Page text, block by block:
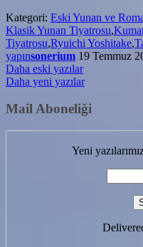
Tiyatroları
Taşınabilir
Sahneler
mi
Kullandı?
Kategori: Eski Yunan ve
Klasik Yunan Tiyatrosu,
Tiyatrosu,Ryuichi Yoshitake,
yapınsonerium 19 Temmuz
Yazı
gezinmesi
Daha eski yazılar
Daha yeni yazılar
Mail Aboneliği
Yeni